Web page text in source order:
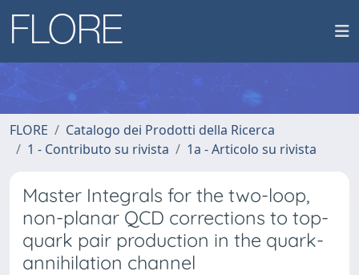
FLORE
Catalogo dei Prodotti della Ricerca
1 - Contributo su rivista
1a - Articolo su rivista
Master Integrals for the two-loop,
non-planar QCD corrections to top-
quark pair production in the quark-
annihilation channel